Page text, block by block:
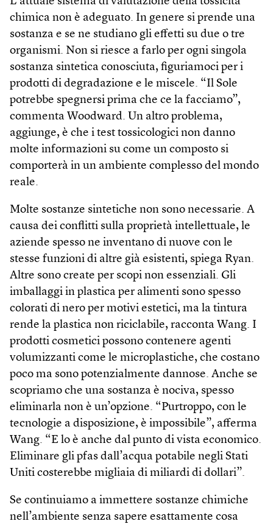
chimica non è adeguato. In genere si prende una
sostanza e se ne studiano gli effetti su due o tre
organismi. Non si riesce a farlo per ogni singola
sostanza sintetica conosciuta, figuriamoci per i
prodotti di degradazione e le miscele. “Il Sole
potrebbe spegnersi prima che ce la facciamo”,
commenta Woodward. Un altro problema,
aggiunge, è che i test tossicologici non danno
molte informazioni su come un composto si
comporterà in un ambiente complesso del mondo
reale.
Molte sostanze sintetiche non sono necessarie. A
causa dei conflitti sulla proprietà intellettuale, le
aziende spesso ne inventano di nuove con le
stesse funzioni di altre già esistenti, spiega Ryan.
Altre sono create per scopi non essenziali. Gli
imballaggi in plastica per alimenti sono spesso
colorati di nero per motivi estetici, ma la tintura
rende la plastica non riciclabile, racconta Wang. I
prodotti cosmetici possono contenere agenti
volumizzanti come le microplastiche, che costano
poco ma sono potenzialmente dannose. Anche se
scopriamo che una sostanza è nociva, spesso
eliminarla non è un’opzione. “Purtroppo, con le
tecnologie a disposizione, è impossibile”, afferma
Wang. “E lo è anche dal punto di vista economico.
Eliminare gli pfas dall’acqua potabile negli Stati
Uniti costerebbe migliaia di miliardi di dollari”.
Se continuiamo a immettere sostanze chimiche
nell’ambiente senza sapere esattamente cosa